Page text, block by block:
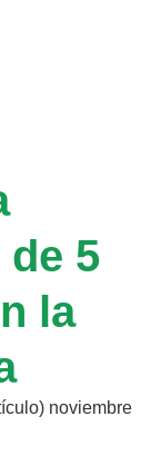
5
la
noviembre